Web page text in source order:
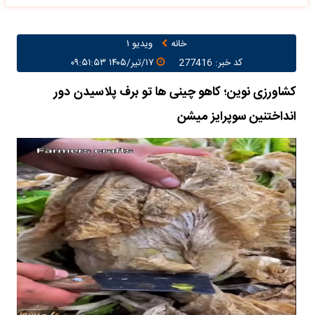
خانه
ویدیو ۱
کد خبر: 277416
کشاورزی نوین؛ کاهو چینی ها تو برف پلاسیدن دور
انداختنین سوپرایز میشن